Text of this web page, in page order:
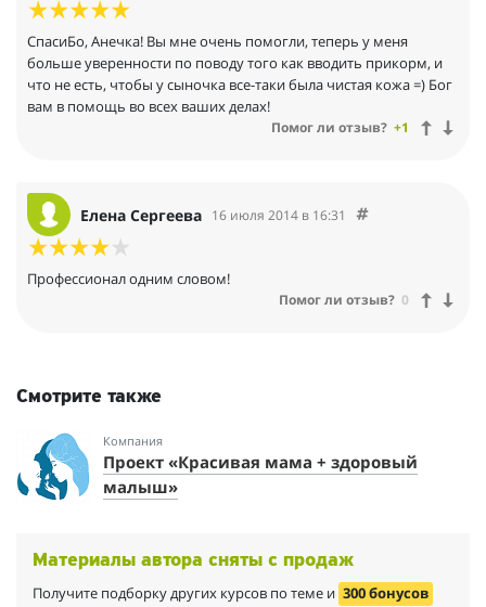
СпасиБо, Анечка! Вы мне очень помогли, теперь у меня
больше уверенности по поводу того как вводить прикорм, и
что не есть, чтобы у сыночка все-таки была чистая кожа =) Бог
вам в помощь во всех ваших делах!
Помог ли отзыв? +1
Елена Сергеева 16 июля 2014 в 16:31
Профессионал одним словом!
Помог ли отзыв? 0
Смотрите также
Компания
Проект «Красивая мама + здоровый
малыш»
Материалы автора сняты с продаж
Получите подборку других курсов по теме и 300 бонусов